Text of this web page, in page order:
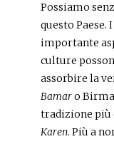
Possiamo
questo
importante
culture
assorbire la
Bamaro
tradizione più
Karen. Più a